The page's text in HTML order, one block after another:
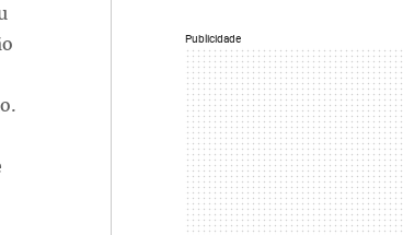
Publicidade